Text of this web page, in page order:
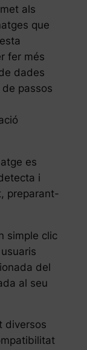
als
que
fer més
dades
passos
es
i
preparant-
simple clic
del
al seu
diversos